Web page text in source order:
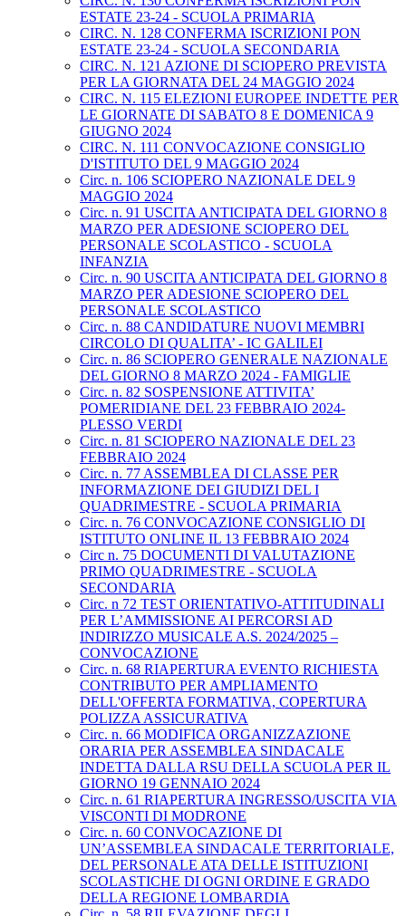
ESTATE 23-24 - SCUOLA PRIMARIA
CIRC. N. 128 CONFERMA ISCRIZIONI PON
ESTATE 23-24 - SCUOLA SECONDARIA
CIRC. N. 121 AZIONE DI SCIOPERO PREVISTA
PER LA GIORNATA DEL 24 MAGGIO 2024
CIRC. N. 115 ELEZIONI EUROPEE INDETTE PER
LE GIORNATE DI SABATO 8 E DOMENICA 9
GIUGNO 2024
CIRC. N. 111 CONVOCAZIONE CONSIGLIO
D'ISTITUTO DEL 9 MAGGIO 2024
Circ. n. 106 SCIOPERO NAZIONALE DEL 9
MAGGIO 2024
Circ. n. 91 USCITA ANTICIPATA DEL GIORNO 8
MARZO PER ADESIONE SCIOPERO DEL
PERSONALE SCOLASTICO - SCUOLA
INFANZIA
Circ. n. 90 USCITA ANTICIPATA DEL GIORNO 8
MARZO PER ADESIONE SCIOPERO DEL
PERSONALE SCOLASTICO
Circ. n. 88 CANDIDATURE NUOVI MEMBRI
CIRCOLO DI QUALITA’ - IC GALILEI
Circ. n. 86 SCIOPERO GENERALE NAZIONALE
DEL GIORNO 8 MARZO 2024 - FAMIGLIE
Circ. n. 82 SOSPENSIONE ATTIVITA’
POMERIDIANE DEL 23 FEBBRAIO 2024-
PLESSO VERDI
Circ. n. 81 SCIOPERO NAZIONALE DEL 23
FEBBRAIO 2024
Circ. n. 77 ASSEMBLEA DI CLASSE PER
INFORMAZIONE DEI GIUDIZI DEL I
QUADRIMESTRE - SCUOLA PRIMARIA
Circ. n. 76 CONVOCAZIONE CONSIGLIO DI
ISTITUTO ONLINE IL 13 FEBBRAIO 2024
Circ n. 75 DOCUMENTI DI VALUTAZIONE
PRIMO QUADRIMESTRE - SCUOLA
SECONDARIA
Circ. n 72 TEST ORIENTATIVO-ATTITUDINALI
PER L’AMMISSIONE AI PERCORSI AD
INDIRIZZO MUSICALE A.S. 2024/2025 –
CONVOCAZIONE
Circ. n. 68 RIAPERTURA EVENTO RICHIESTA
CONTRIBUTO PER AMPLIAMENTO
DELL'OFFERTA FORMATIVA, COPERTURA
POLIZZA ASSICURATIVA
Circ. n. 66 MODIFICA ORGANIZZAZIONE
ORARIA PER ASSEMBLEA SINDACALE
INDETTA DALLA RSU DELLA SCUOLA PER IL
GIORNO 19 GENNAIO 2024
Circ. n. 61 RIAPERTURA INGRESSO/USCITA VIA
VISCONTI DI MODRONE
Circ. n. 60 CONVOCAZIONE DI
UN’ASSEMBLEA SINDACALE TERRITORIALE,
DEL PERSONALE ATA DELLE ISTITUZIONI
SCOLASTICHE DI OGNI ORDINE E GRADO
DELLA REGIONE LOMBARDIA